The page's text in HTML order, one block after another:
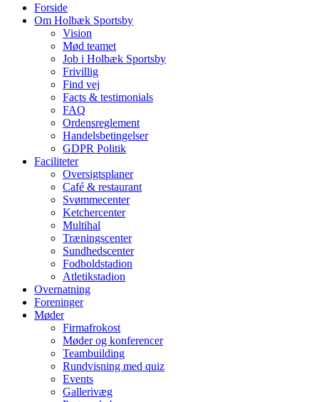
Forside
Om Holbæk Sportsby
Vision
Mød teamet
Job i Holbæk Sportsby
Frivillig
Find vej
Facts & testimonials
FAQ
Ordensreglement
Handelsbetingelser
GDPR Politik
Faciliteter
Oversigtsplaner
Café & restaurant
Svømmecenter
Ketchercenter
Multihal
Træningscenter
Sundhedscenter
Fodboldstadion
Atletikstadion
Overnatning
Foreninger
Møder
Firmafrokost
Møder og konferencer
Teambuilding
Rundvisning med quiz
Events
Gallerivæg